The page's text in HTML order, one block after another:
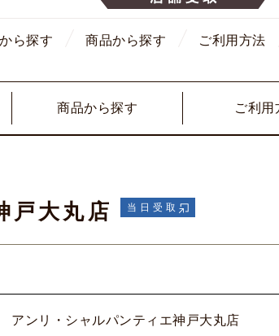
ら探す 商品から探す ご利用方法
商品から探す ご利用
戸大丸店 当日受取
アンリ・シャルパンティエ神戸大丸店